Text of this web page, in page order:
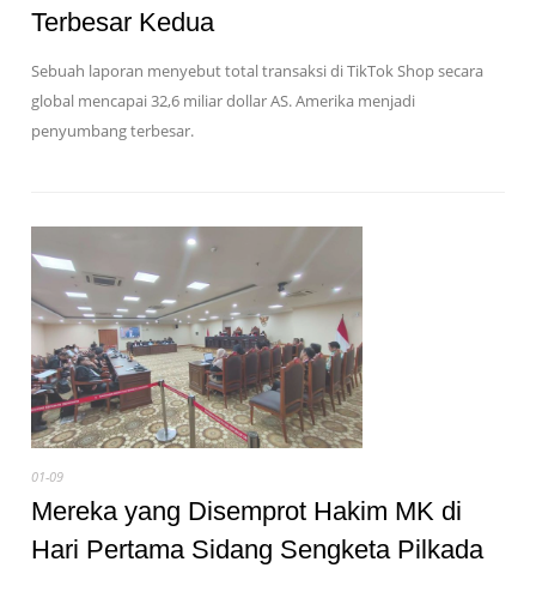
Terbesar Kedua
Sebuah laporan menyebut total transaksi di TikTok Shop secara
global mencapai 32,6 miliar dollar AS. Amerika menjadi
penyumbang terbesar.
01-09
Mereka yang Disemprot Hakim MK di
Hari Pertama Sidang Sengketa Pilkada